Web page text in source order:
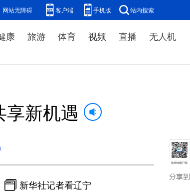
网站无障碍 客户端 手机版 站内搜索
康 旅游 体育 视频 直播 无人机
新机遇
新华社记者看辽宁